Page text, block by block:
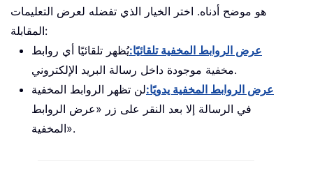
هو موضح أدناه. اختر الخيار الذي تفضله لعرض التعليمات
المقابلة:
عرض الروابط المخفية تلقائيًا:يُظهر تلقائيًا أي روابط
مخفية موجودة داخل رسالة البريد الإلكتروني.
عرض الروابط المخفية يدويًا:لن تظهر الروابط المخفية
في الرسالة إلا بعد النقر على زر «عرض الروابط
المخفية».